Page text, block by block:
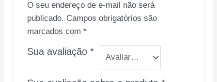
O seu endereço de e-mail não será
publicado. Campos obrigatórios são
marcados com *
Sua avaliação *